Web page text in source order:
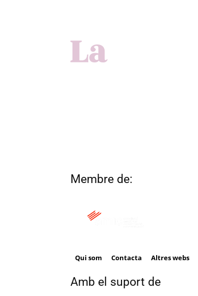
Membre de:
Qui som Contacta Altres webs
Amb el suport de